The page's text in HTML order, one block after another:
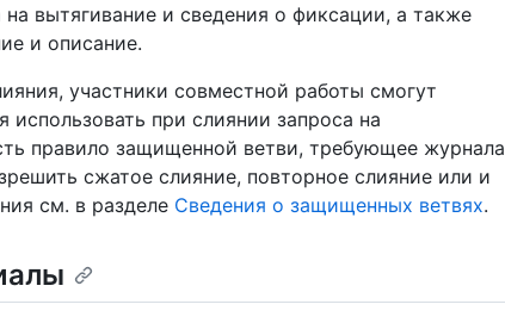
на вытягивание и сведения о фиксации, а также
и описание.
участники совместной работы смогут
при слиянии запроса на
правило защищенной ветви, требующее журнала
сжатое слияние, повторное слияние или и
см. в разделе Сведения о защищенных ветвях.